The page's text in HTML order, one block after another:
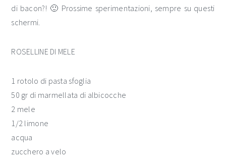
di bacon?! 🙂 Prossime sperimentazioni, sempre su questi
schermi.
ROSELLINE DI MELE
1 rotolo di pasta sfoglia
50 gr di marmellata di albicocche
2 mele
1/2 limone
acqua
zucchero a velo